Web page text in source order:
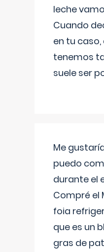
leche
Cuando
en tu caso,
tenemos
suele ser
Me
puedo
durante el
Compré el
foia
que es un
gras de